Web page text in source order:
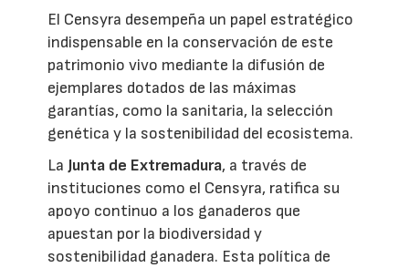
El Censyra desempeña un papel estratégico
indispensable en la conservación de este
patrimonio vivo mediante la difusión de
ejemplares dotados de las máximas
garantías, como la sanitaria, la selección
genética y la sostenibilidad del ecosistema.
La Junta de Extremadura, a través de
instituciones como el Censyra, ratifica su
apoyo continuo a los ganaderos que
apuestan por la biodiversidad y
sostenibilidad ganadera. Esta política de